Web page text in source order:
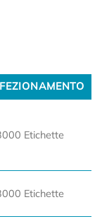
Etichette
Etichette